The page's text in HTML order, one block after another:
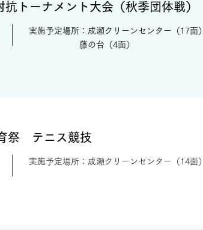
トーナメント大会（秋季団体戦）
実施予定場所：成瀬クリーンセンター（17面）
藤の台（4面）
祭 テニス競技
​実施予定場所：成瀬クリーンセンター（14面）